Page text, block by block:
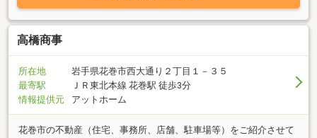
高橋商事
所在地
岩手県花巻市西大通り２丁目１－３５
最寄駅
ＪＲ東北本線 花巻駅 徒歩3分
情報提供元
アットホーム
花巻市の不動産（住宅、事務所、店舗、駐車場等）をご紹介させて